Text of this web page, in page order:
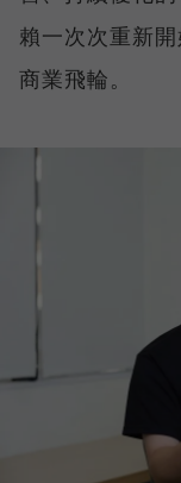
賴一次次重新
商業飛輪。